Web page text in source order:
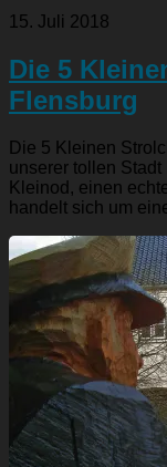
15. Juli 2018
Die 5
Flensburg
Die 5 Kleinen
unserer tollen
Kleinod, einen
handelt sich um